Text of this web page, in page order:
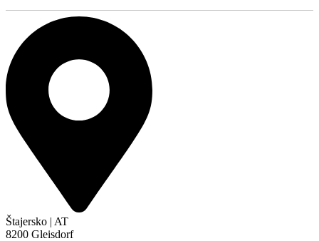
Štajersko | AT
8200 Gleisdorf